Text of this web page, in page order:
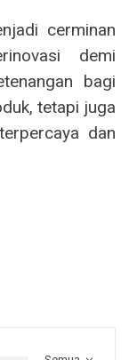
cerminan
demi
bagi
tetapi juga
dan